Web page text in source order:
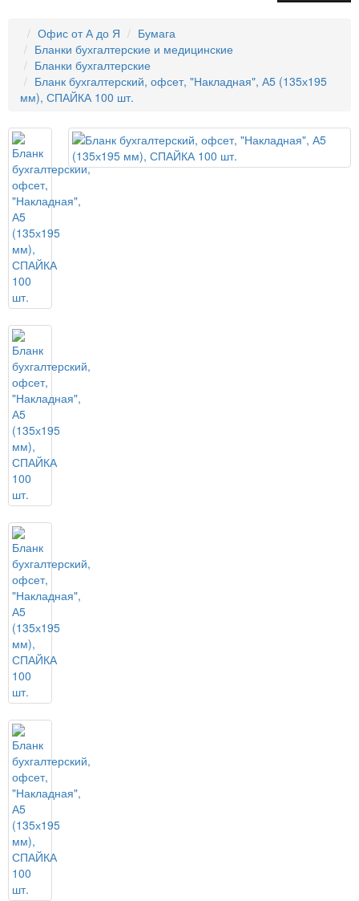
Офис от А до Я
Бумага
Бланки бухгалтерские и медицинские
Бланки бухгалтерские
Бланк бухгалтерский, офсет, "Накладная", А5 (135х195
мм), СПАЙКА 100 шт.